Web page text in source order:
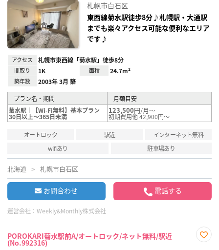
録
札幌市白石区
東西線菊水駅徒歩8分♪札幌駅・大通駅
までも楽々アクセス可能な便利なエリア
です♪
アクセス 札幌市東西線「菊水駅」徒歩8分
間取り 1K 面積 24.7m²
築年数 2003年 3月 築
プラン名・期間
月額目安
菊水駅｜【Wi-Fi無料】基本プラン
30日以上～365日未満
123,500円/月～
初期費用他 42,900円～
オートロック 駅近
インターネット無料
wifiあり
駐車場あり
北海道 札幌市白石区
お問合わせ 電話する
運営会社： Weekly&Monthly株式会社
POROKARI菊水駅前A/オートロック/ネット無料/駅近
(No.992316)